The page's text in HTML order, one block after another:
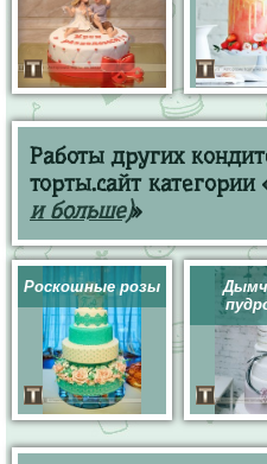
Работы других
торты.сайт категории
и больше)»
Роскошные розы